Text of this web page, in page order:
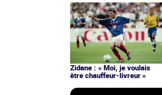
Zidane : « Moi, je voulais
être chauffeur-livreur »